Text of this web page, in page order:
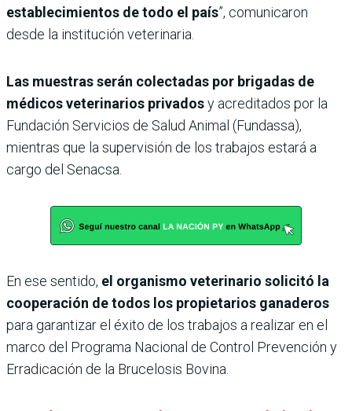
establecimientos de todo el país”, comunicaron
desde la institución veterinaria.
Las muestras serán colectadas por brigadas de
médicos veterinarios privadosy acreditados por la
Fundación Servicios de Salud Animal (Fundassa),
mientras que la supervisión de los trabajos estará a
cargo del Senacsa.
En ese sentido, el organismo veterinario solicitó la
cooperación de todos los propietarios ganaderos
para garantizar el éxito de los trabajos a realizar en el
marco del Programa Nacional de Control Prevención y
Erradicación de la Brucelosis Bovina.